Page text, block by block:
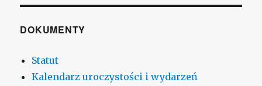
DOKUMENTY
Statut
Kalendarz uroczystości i wydarzeń